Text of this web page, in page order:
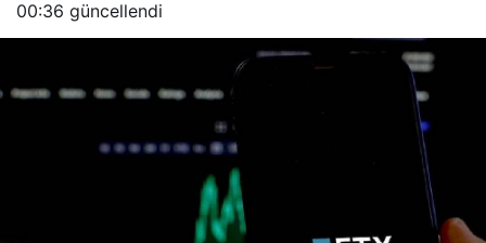
00:36 güncellendi